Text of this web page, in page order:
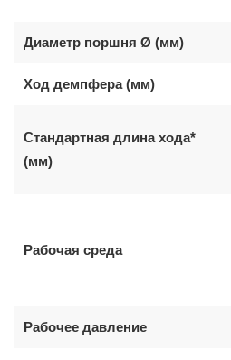
Диаметр поршня Ø (мм)
Ход демпфера (мм)
Стандартная длина хода*
(мм)
Рабочая среда
Рабочее давление